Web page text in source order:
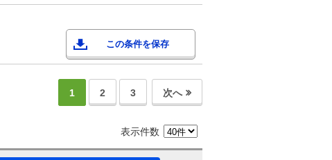
この条件を保存
1 2 3 次へ
表示件数